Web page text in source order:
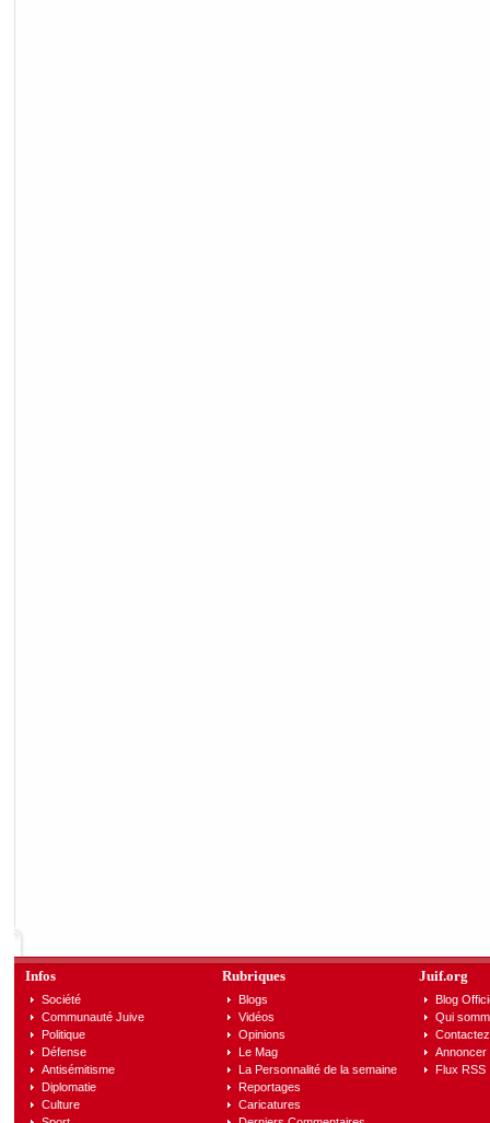
Infos
Société
Communauté Juive
Politique
Défense
Antisémitisme
Diplomatie
Culture
Rubriques
Blogs
Vidéos
Opinions
Le Mag
La Personnalité de la semaine
Reportages
Caricatures
Juif.org
Blog
Qui
Annoncer
Flux RSS